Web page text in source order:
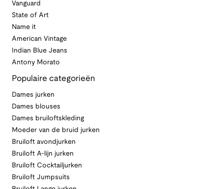
Vanguard
State of Art
Name it
American Vintage
Indian Blue Jeans
Antony Morato
Populaire categorieën
Dames jurken
Dames blouses
Dames bruiloftskleding
Moeder van de bruid jurken
Bruiloft avondjurken
Bruiloft A-lijn jurken
Bruiloft Cocktailjurken
Bruiloft Jumpsuits